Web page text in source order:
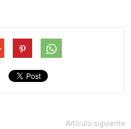
Artículo siguiente